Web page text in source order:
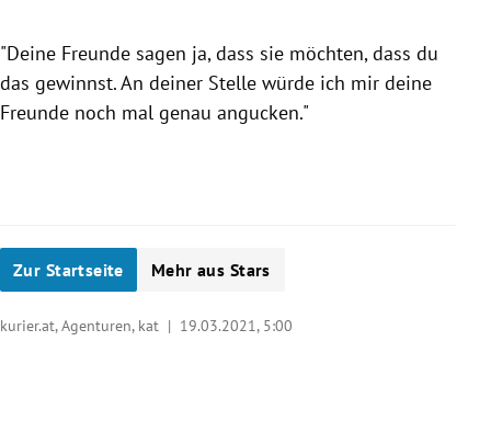
"Deine Freunde sagen ja, dass sie möchten, dass du
das gewinnst. An deiner Stelle würde ich mir deine
Freunde noch mal genau angucken."
Zur Startseite Mehr aus Stars
kurier.at, Agenturen, kat | 19.03.2021, 5:00